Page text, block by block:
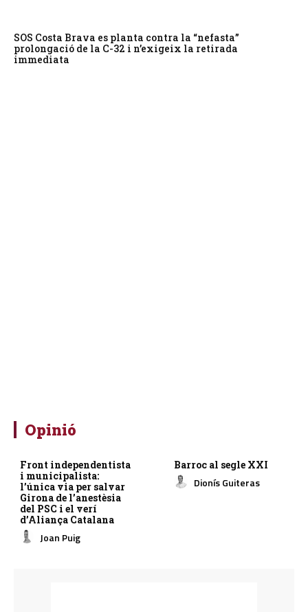
SOS Costa Brava es planta contra la “nefasta”
prolongació de la C-32 i n’exigeix la retirada
immediata
Opinió
Front independentista
i municipalista:
l’única via per salvar
Girona de l’anestèsia
del PSC i el verí
d’Aliança Catalana
Joan Puig
Barroc al segle XXI
Dionís Guiteras